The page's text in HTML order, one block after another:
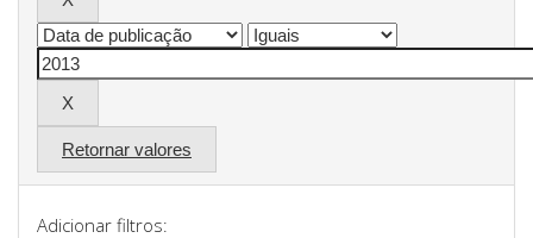
Retornar valores
Adicionar filtros: